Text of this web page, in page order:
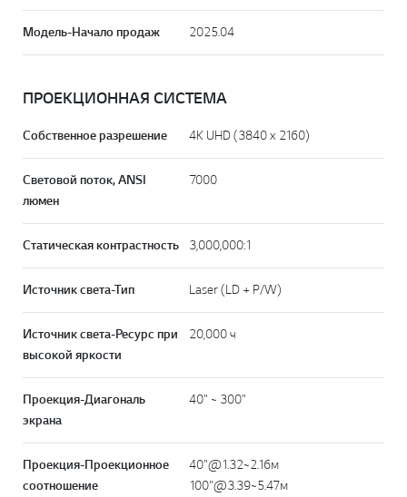
Модель-Начало продаж 2025.04
ПРОЕКЦИОННАЯ СИСТЕМА
Собственное разрешение 4K UHD (3840 x 2160)
Световой поток, ANSI
люмен
7000
Статическая контрастность 3,000,000:1
Источник света-Тип Laser (LD + P/W)
Источник света-Ресурс при
высокой яркости
20,000 ч
Проекция-Диагональ
экрана
40" ~ 300"
Проекция-Проекционное
соотношение
40"@1.32~2.16м
100"@3.39~5.47м